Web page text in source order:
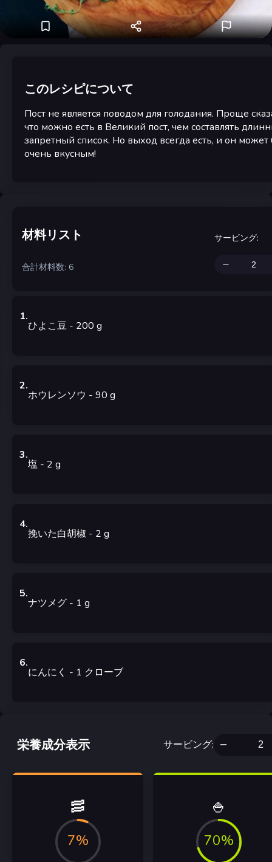
このレシピについて
Пост не является поводом для голодания. Проще
что можно есть в Великий пост, чем составлять
запретный список. Но выход всегда есть, и он может
очень вкусным!
材料リスト
合計材料数: 6
サービング:
1.
ひよこ豆 - 200 g
2.
ホウレンソウ - 90 g
3.
塩 - 2 g
4.
挽いた白胡椒 - 2 g
5.
ナツメグ - 1 g
6.
にんにく - 1 クローブ
栄養成分表示 サービング:
🥓
7%
🍚
70%